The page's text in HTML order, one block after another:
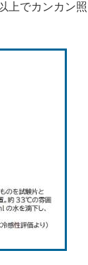
上でカンカン照